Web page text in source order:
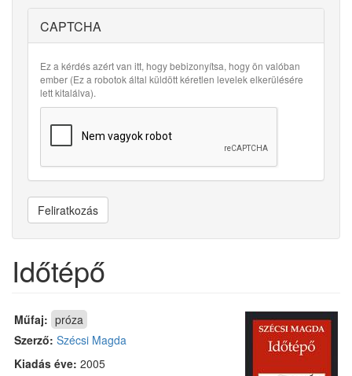
CAPTCHA
Ez a kérdés azért van itt, hogy bebizonyítsa, hogy ön valóban
ember (Ez a robotok által küldött kéretlen levelek elkerülésére
lett kitalálva).
Feliratkozás
Időtépő
Műfaj: próza
Szerző: Szécsi Magda
Kiadás éve: 2005